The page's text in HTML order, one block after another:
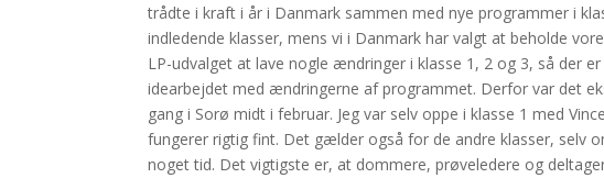
trådte i kraft i år i Danmark sammen med nye programmer i
indledende klasser, mens vi i Danmark har valgt at beholde
LP-udvalget at lave nogle ændringer i klasse 1, 2 og 3, så der
idearbejdet med ændringerne af programmet. Derfor var det
gang i Sorø midt i februar. Jeg var selv oppe i klasse 1 med
fungerer rigtig fint. Det gælder også for de andre klasser, selv
noget tid. Det vigtigste er, at dommere, prøveledere og